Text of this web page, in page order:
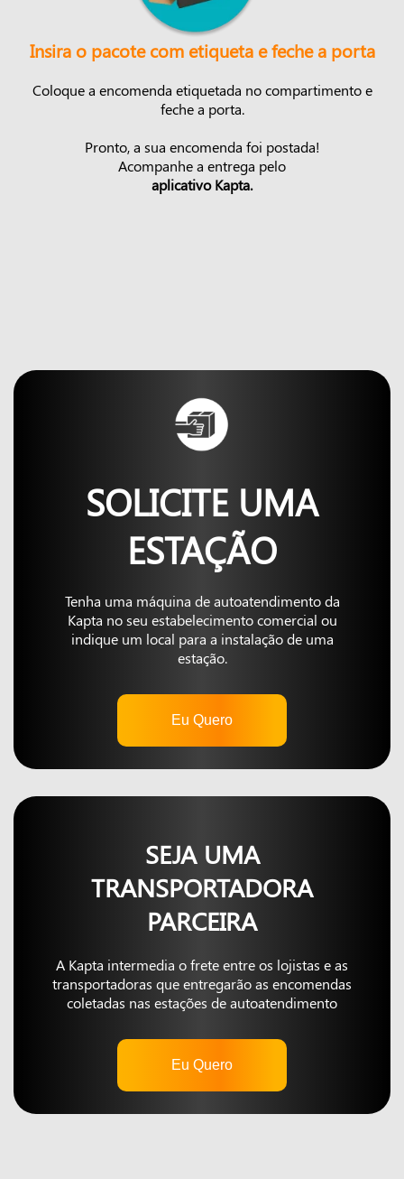
Insira o pacote com etiqueta e feche a porta
Coloque a encomenda etiquetada no compartimento e
feche a porta.
Pronto, a sua encomenda foi postada!
Acompanhe a entrega pelo
aplicativo Kapta.
SOLICITE UMA
ESTAÇÃO
Tenha uma máquina de autoatendimento da
Kapta no seu estabelecimento comercial ou
indique um local para a instalação de uma
estação.
Eu Quero
SEJA UMA
TRANSPORTADORA
PARCEIRA
A Kapta intermedia o frete entre os lojistas e as
transportadoras que entregarão as encomendas
coletadas nas estações de autoatendimento
Eu Quero